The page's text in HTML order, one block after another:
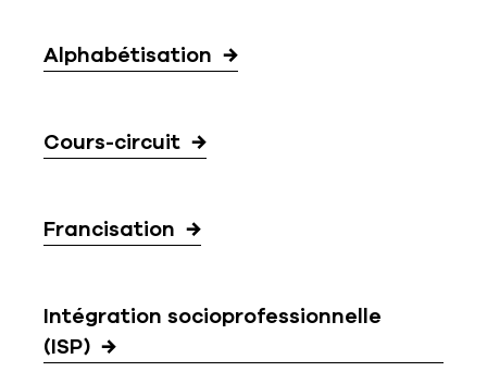
Alphabétisation
Cours-circuit
Francisation
Intégration socioprofessionnelle
(ISP)